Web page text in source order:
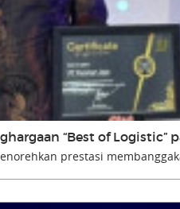
“Best of
prestasi